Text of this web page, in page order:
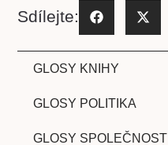
Sdílejte:
GLOSY KNIHY
GLOSY POLITIKA
GLOSY SPOLEČNOST